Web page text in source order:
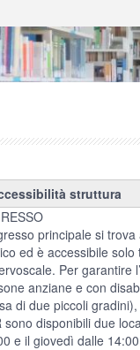
struttura
principale si
ed è accessibile
Per garantire
anziane e con
di due piccoli
sono disponibili due
e il giovedì dalle